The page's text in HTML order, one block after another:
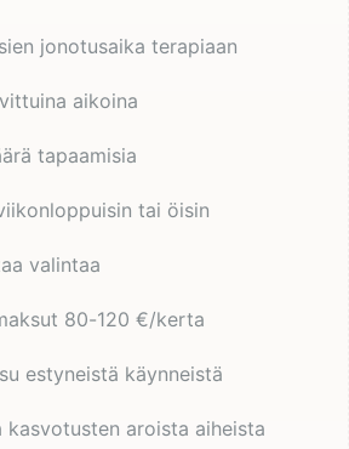
jonotusaika terapiaan
aikoina
tapaamisia
tai öisin
valintaa
80-120 €/kerta
estyneistä käynneistä
kasvotusten aroista aiheista